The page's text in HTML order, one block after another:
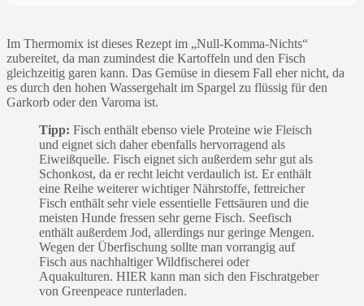
Im Thermomix ist dieses Rezept im „Null-Komma-Nichts“
zubereitet, da man zumindest die Kartoffeln und den Fisch
gleichzeitig garen kann. Das Gemüse in diesem Fall eher nicht, da
es durch den hohen Wassergehalt im Spargel zu flüssig für den
Garkorb oder den Varoma ist.
Tipp: Fisch enthält ebenso viele Proteine wie Fleisch
und eignet sich daher ebenfalls hervorragend als
Eiweißquelle. Fisch eignet sich außerdem sehr gut als
Schonkost, da er recht leicht verdaulich ist. Er enthält
eine Reihe weiterer wichtiger Nährstoffe, fettreicher
Fisch enthält sehr viele essentielle Fettsäuren und die
meisten Hunde fressen sehr gerne Fisch. Seefisch
enthält außerdem Jod, allerdings nur geringe Mengen.
Wegen der Überfischung sollte man vorrangig auf
Fisch aus nachhaltiger Wildfischerei oder
Aquakulturen. HIER kann man sich den Fischratgeber
von Greenpeace runterladen.